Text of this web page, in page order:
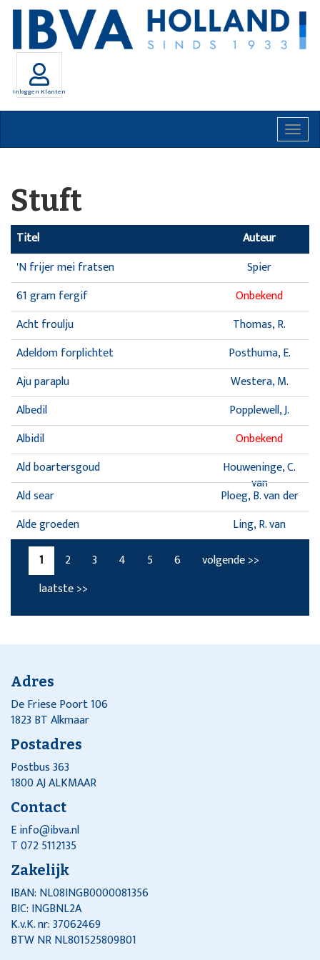
Inloggen Klanten
Stuft
Titel
Auteur
'N frijer mei fratsen
Spier
61 gram fergif
Onbekend
Acht froulju
Thomas, R.
Adeldom forplichtet
Posthuma, E.
Aju paraplu
Westera, M.
Albedil
Popplewell, J.
Albidil
Onbekend
Ald boartersgoud
Houweninge, C.
van
Ald sear
Ploeg, B. van der
Alde groeden
Ling, R. van
1
2 3 4 5 6
volgende >>
laatste >>
Adres
De Friese Poort 106
1823 BT Alkmaar
Postadres
Postbus 363
1800 AJ ALKMAAR
Contact
Einfo@ibva.nl
T 072 5112135
Zakelijk
IBAN: NL08INGB0000081356
BIC: INGBNL2A
K.v.K. nr: 37062469
BTW NR NL801525809B01